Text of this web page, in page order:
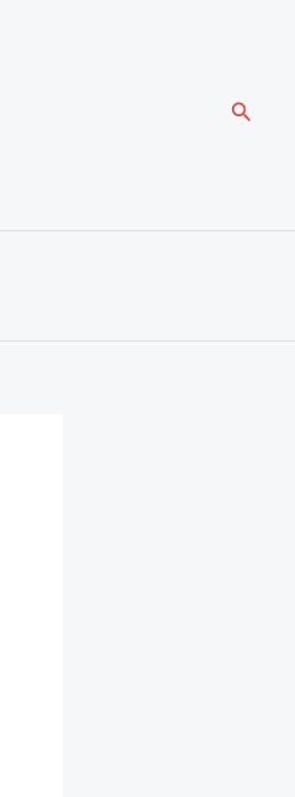
Buscar